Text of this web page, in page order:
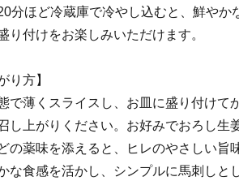
分ほど冷蔵庫で冷やし込むと、鮮やか
り付けをお楽しみいただけます。
り方】
で薄くスライスし、お皿に盛り付けて
し上がりください。お好みでおろし生
の薬味を添えると、ヒレのやさしい旨
な食感を活かし、シンプルに馬刺しと